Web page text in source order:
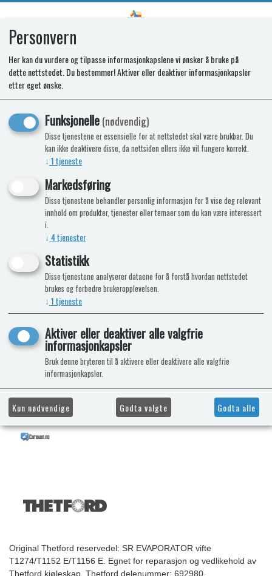
SR EVAPORATOR FAN
T1274/T1152E/T1156E
Original Thetford reservedel: SR EVAPORATOR vifte
T1274/T1152 E/T1156 E. Egnet for reparasjon og vedlikehold av
Thetford kjøleskap. Thetford delenummer: 692980.
Personvern
Her kan du vurdere og tilpasse informasjonkapslene vi ønsker å bruke på
dette nettstedet. Du bestemmer! Aktiver eller deaktiver informasjonkapsler
etter eget ønske.
Funksjonelle(nødvendig)
Disse tjenestene er essensielle for at nettstedet skal være brukbar. Du
kan ikke deaktivere disse, da nettsiden ellers ikke vil fungere korrekt.
↓ 1tjeneste
Markedsføring
Disse tjenestene behandler personlig informasjon for å vise deg relevant
innhold om produkter, tjenester eller temaer som du kan være interessert
i.
↓ 4tjenester
Statistikk
Disse tjenestene analyserer dataene for å forstå hvordan nettstedet
brukes og forbedre brukeropplevelsen.
↓ 1tjeneste
Aktiver eller deaktiver alle valgfrie
informasjonkapsler
Bruk denne bryteren til å aktivere eller deaktivere alle valgfrie
informasjonkapsler.
Kun nødvendige Godta valgte Godta alle